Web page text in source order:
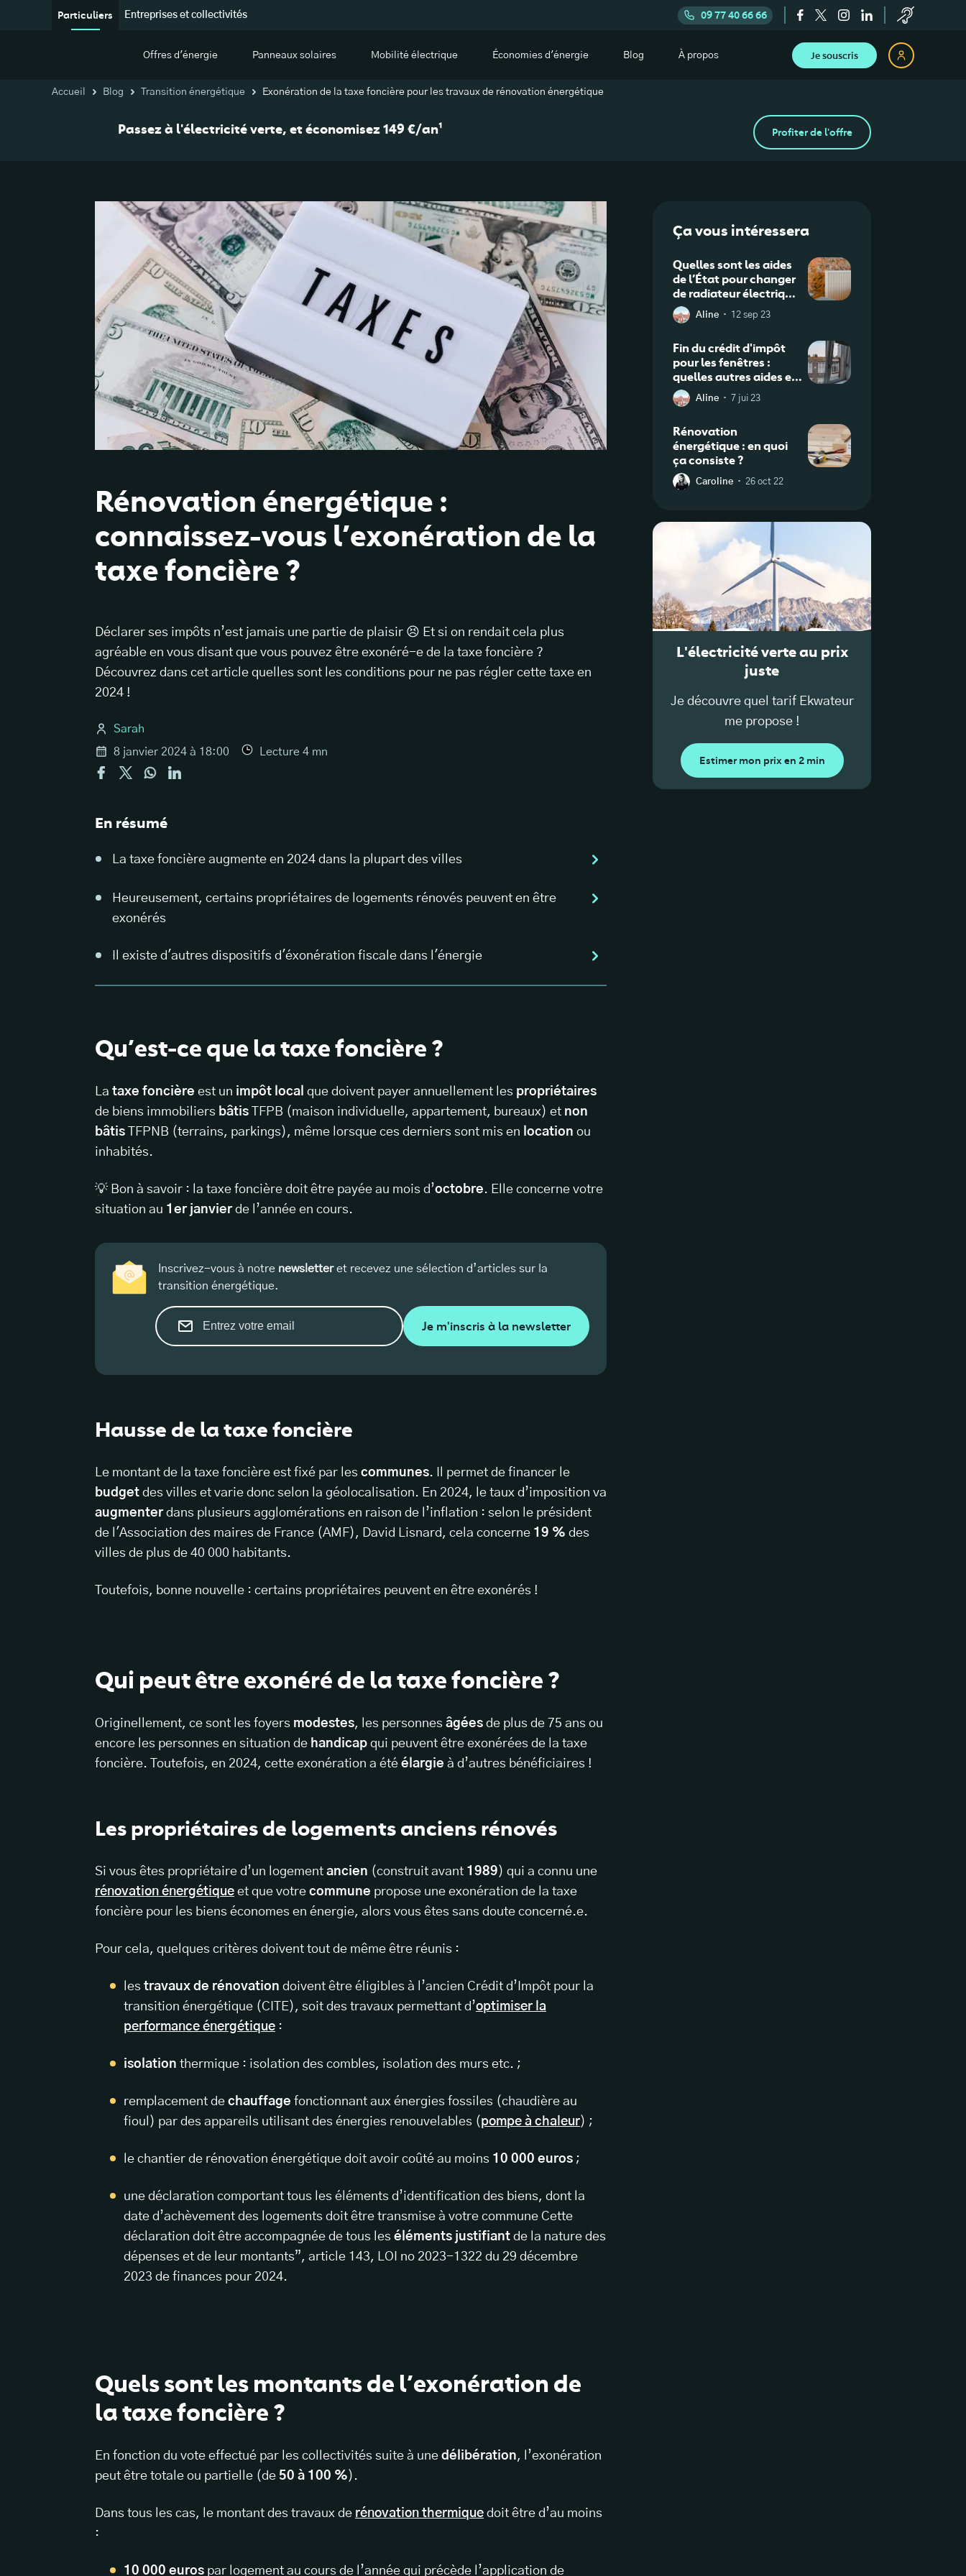
Particuliers Entreprises et collectivités 09 77 40 66 66
Offres d'énergie Panneaux solaires Mobilité électrique Économies d'énergie Blog À propos Je souscris
Accueil Blog Transition énergétique Exonération de la taxe foncière pour les travaux de rénovation énergétique
Passez à l'électricité verte, et économisez 149 €/an¹ Profiter de l'offre
Rénovation énergétique :
connaissez-vous l’exonération de la
taxe foncière ?
Déclarer ses impôts n’est jamais une partie de plaisir 😣 Et si on rendait cela plus
agréable en vous disant que vous pouvez être exonéré-e de la taxe foncière ?
Découvrez dans cet article quelles sont les conditions pour ne pas régler cette taxe en
2024 !
Sarah
8 janvier 2024 à 18:00
Lecture 4 mn
En résumé
La taxe foncière augmente en 2024 dans la plupart des villes
Heureusement, certains propriétaires de logements rénovés peuvent en être
exonérés
Il existe d'autres dispositifs d'éxonération fiscale dans l'énergie
Qu’est-ce que la taxe foncière ?
La taxe foncière est un impôt local que doivent payer annuellement les propriétaires
de biens immobiliers bâtis TFPB (maison individuelle, appartement, bureaux) et non
bâtis
TFPNB (terrains, parkings), même lorsque ces derniers sont mis en location ou
inhabités.
💡 Bon à savoir : la taxe foncière doit être payée au mois d’octobre. Elle concerne votre
situation au 1er janvierde l’année en cours.
Inscrivez-vous à notre newsletteret recevez une sélection d’articles sur la
transition énergétique.
Je m'inscris à la newsletter
Hausse de la taxe foncière
Le montant de la taxe foncière est fixé par les communes. Il permet de financer le
budget des villes et varie donc selon la géolocalisation. En 2024, le taux d’imposition va
augmenterdans plusieurs agglomérations en raison de l’inflation : selon le président
de l'Association des maires de France (AMF), David Lisnard, cela concerne 19 % des
villes de plus de 40 000 habitants.
Toutefois, bonne nouvelle : certains propriétaires peuvent en être exonérés !
Qui peut être exonéré de la taxe foncière ?
Originellement, ce sont les foyers modestes, les personnes âgées de plus de 75 ans ou
encore les personnes en situation de handicap qui peuvent être exonérées de la taxe
foncière. Toutefois, en 2024, cette exonération a été élargie à d’autres bénéficiaires !
Les propriétaires de logements anciens rénovés
Si vous êtes propriétaire d’un logement ancien (construit avant 1989) qui a connu une
rénovation énergétique et que votre commune propose une exonération de la taxe
foncière pour les biens économes en énergie, alors vous êtes sans doute concerné.e.
Pour cela, quelques critères doivent tout de même être réunis :
les travaux de rénovation doivent être éligibles à l’ancien Crédit d’Impôt pour la
transition énergétique (CITE), soit des travaux permettant d’optimiser la
performance énergétique :
isolation thermique : isolation des combles, isolation des murs etc. ;
remplacement de chauffage fonctionnant aux énergies fossiles (chaudière au
fioul) par des appareils utilisant des énergies renouvelables (pompe à chaleur) ;
le chantier de rénovation énergétique doit avoir coûté au moins 10 000 euros ;
une déclaration comportant tous les éléments d’identification des biens, dont la
date d’achèvement des logements doit être transmise à votre commune Cette
déclaration doit être accompagnée de tous les éléments justifiant de la nature des
dépenses et de leur montants”, article 143, LOI no 2023-1322 du 29 décembre
2023 de finances pour 2024.
Quels sont les montants de l’exonération de
la taxe foncière ?
En fonction du vote effectué par les collectivités suite à une délibération, l’exonération
peut être totale ou partielle (de 50 à 100 %).
Dans tous les cas, le montant des travaux de rénovation thermique doit être d’au moins
:
10 000 euros par logement au cours de l’année qui précède l’application de
Ça vous intéressera
Quelles sont les aides
de l’État pour changer
de radiateur électrique
en 2025 ?
Aline · 12 sep 23
Fin du crédit d'impôt
pour les fenêtres :
quelles autres aides en
2025 ?Aline · 7 jui 23
Rénovation
énergétique : en quoi
ça consiste ?
Caroline · 26 oct 22
L'électricité verte au prix
juste
Je découvre quel tarif Ekwateur
me propose !
Estimer mon prix en 2 min